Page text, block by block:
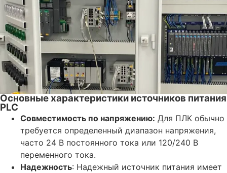
Основные характеристики источников питания
PLC
Совместимость по напряжению: Для ПЛК обычно
требуется определенный диапазон напряжения,
часто 24 В постоянного тока или 120/240 В
переменного тока.
Надежность: Надежный источник питания имеет